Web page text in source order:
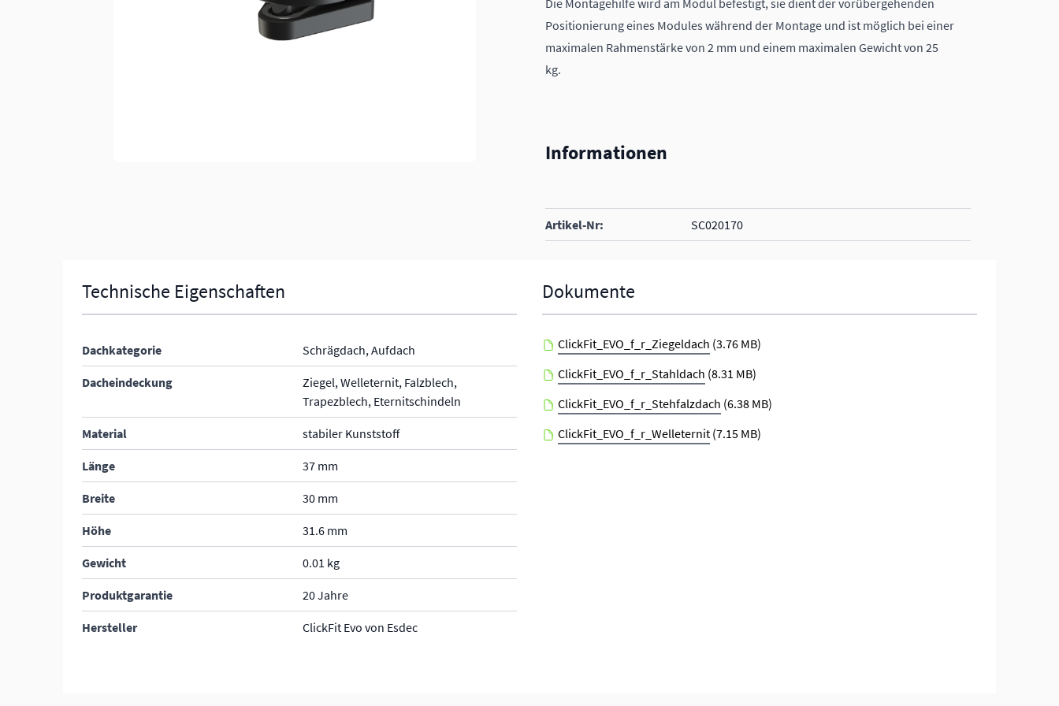
Die Montagehilfe wird am Modul befestigt, sie dient der vorübergehenden
Positionierung eines Modules während der Montage und ist möglich bei einer
maximalen Rahmenstärke von 2 mm und einem maximalen Gewicht von 25
kg.
Informationen
Artikel-Nr: SC020170
Technische Eigenschaften
Dachkategorie Schrägdach, Aufdach
Dacheindeckung
Ziegel, Welleternit, Falzblech,
Trapezblech, Eternitschindeln
Material stabiler Kunststoff
Länge 37 mm
Breite 30 mm
Höhe 31.6 mm
Gewicht 0.01 kg
Produktgarantie 20 Jahre
Hersteller ClickFit Evo von Esdec
Dokumente
ClickFit_EVO_f_r_Ziegeldach (3.76 MB)
ClickFit_EVO_f_r_Stahldach (8.31 MB)
ClickFit_EVO_f_r_Stehfalzdach (6.38 MB)
ClickFit_EVO_f_r_Welleternit (7.15 MB)